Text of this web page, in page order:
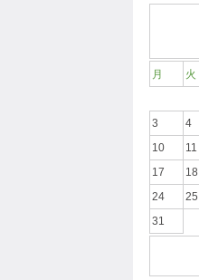
月 火
3
4
10
11
17
18
24
25
31